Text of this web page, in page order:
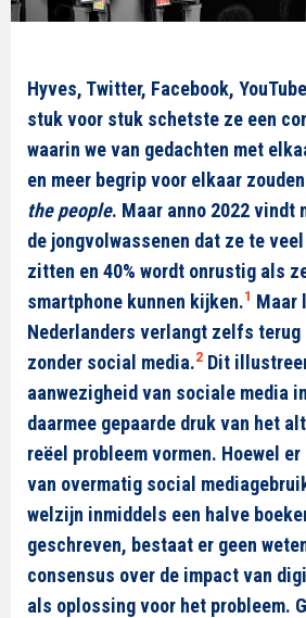
Hyves, Twitter, Facebook,
stuk voor stuk schetste ze een
waarin we van gedachten met
en meer begrip voor elkaar
the people. Maar anno 2022 vindt
de jongvolwassenen dat ze te
zitten en 40% wordt onrustig als
smartphone kunnen kijken.1 Maar
Nederlanders verlangt zelfs terug
zonder social media.2 Dit
aanwezigheid van sociale media
daarmee gepaarde druk van het
reëel probleem vormen. Hoewel
van overmatig social
welzijn inmiddels een halve
geschreven, bestaat er geen
consensus over de impact van
als oplossing voor het probleem.